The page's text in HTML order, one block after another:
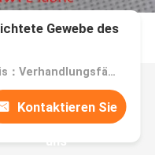
Gewebe des
Preis：Verhandlungsfähig
Kontaktieren Sie
uns